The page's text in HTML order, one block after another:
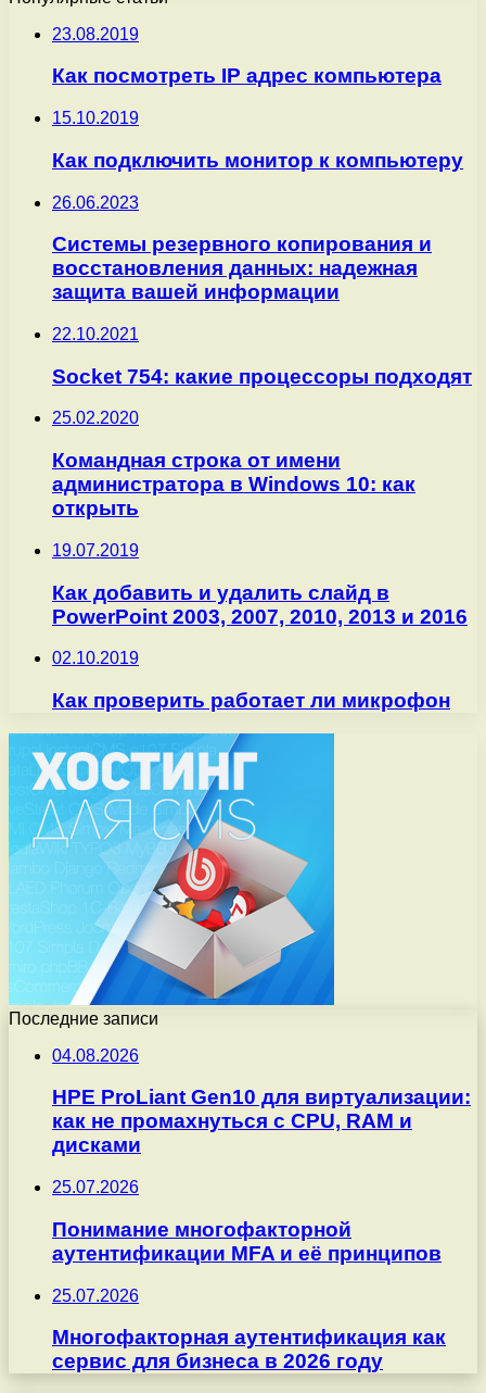
23.08.2019
Как посмотреть IP адрес компьютера
15.10.2019
Как подключить монитор к компьютеру
26.06.2023
Системы резервного копирования и
восстановления данных: надежная
защита вашей информации
22.10.2021
Socket 754: какие процессоры подходят
25.02.2020
Командная строка от имени
администратора в Windows 10: как
открыть
19.07.2019
Как добавить и удалить слайд в
PowerPoint 2003, 2007, 2010, 2013 и 2016
02.10.2019
Как проверить работает ли микрофон
Последние записи
04.08.2026
HPE ProLiant Gen10 для виртуализации:
как не промахнуться с CPU, RAM и
дисками
25.07.2026
Понимание многофакторной
аутентификации MFA и её принципов
25.07.2026
Многофакторная аутентификация как
сервис для бизнеса в 2026 году